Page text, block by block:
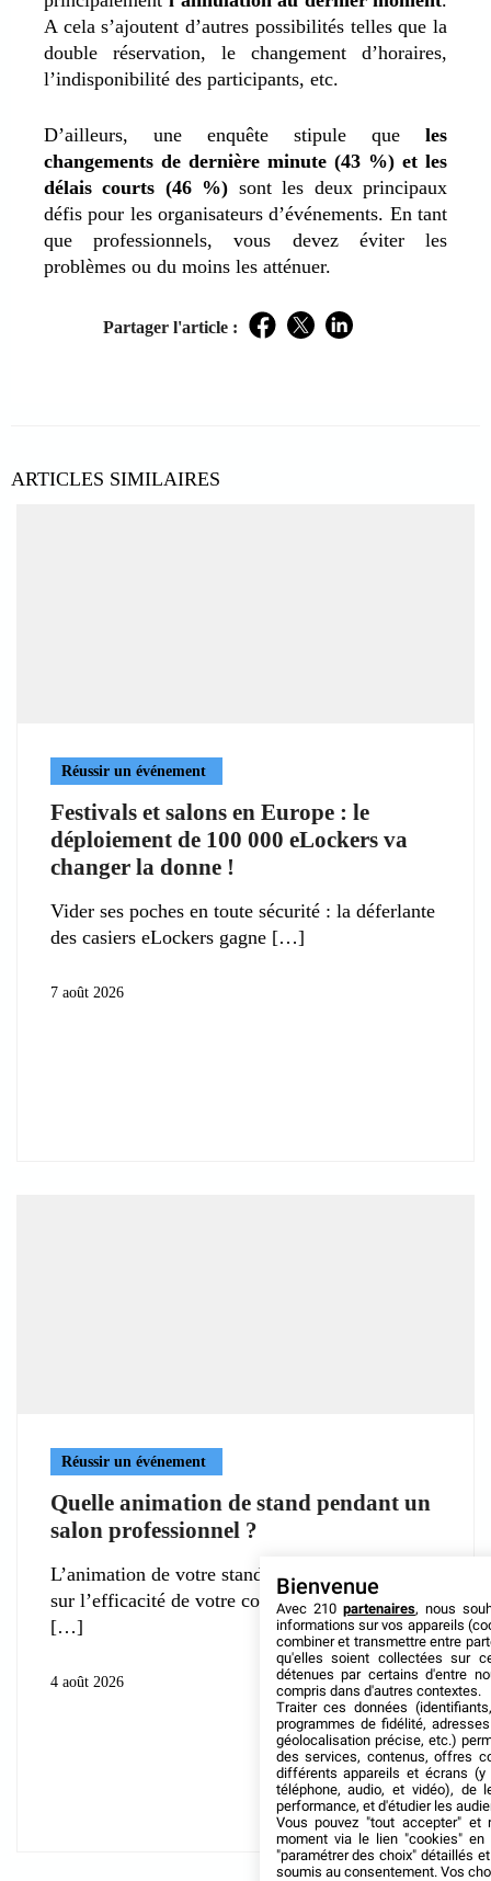
A cela s’ajoutent d’autres possibilités telles que la
double réservation, le changement d’horaires,
l’indisponibilité des participants, etc.
D’ailleurs, une enquête stipule que les
changements de dernière minute (43 %) et les
délais courts (46 %) sont les deux principaux
défis pour les organisateurs d’événements. En tant
que professionnels, vous devez éviter les
problèmes ou du moins les atténuer.
Partager l'article : Facebook
TwitterLinkedIn
ARTICLES SIMILAIRES
Réussir un événement
Festivals et salons en Europe : le
déploiement de 100 000 eLockers va
changer la donne !
Vider ses poches en toute sécurité : la déferlante
des casiers eLockers gagne
7 août 2026
Réussir un événement
Quelle animation de stand pendant un
salon professionnel ?
L’animation de votre stand impacte grandement
sur l’efficacité de votre communication au cours
4 août 2026
Bienvenue
Avec 210 partenaires, nous
informations sur vos appareils
combiner et transmettre entre
qu'elles soient collectées sur
détenues par certains d'entre
compris dans d'autres contextes.
Traiter ces données
programmes de fidélité,
géolocalisation précise, etc.)
des services, contenus, offres
différents appareils et écrans (y
téléphone, audio, et vidéo), de
performance, et d'étudier les
Vous pouvez "tout accepter" et
moment via le lien "cookies" en
"paramétrer des choix" détaillés
soumis au consentement. Vos